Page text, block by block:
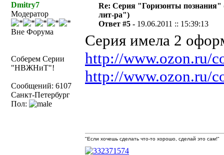
Dmitry7
Модератор
Вне Форума
Соберем Серии
"НВЖНиТ"!
Сообщений: 6107
Санкт-Петербург
Пол:
Re: Серия "Горизонты познания"
лит-ра")
Ответ #5 - 19.06.2011 :: 15:39:13
Серия имела 2
http://www.ozon.ru/
http://www.ozon.ru/
"Если хочешь сделать что-то хорошо, сделай это сам!"